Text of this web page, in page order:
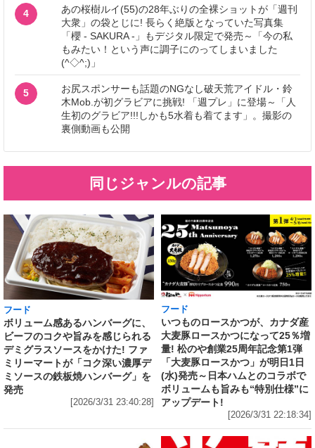
4
あの桜樹ルイ(55)の28年ぶりの全裸ショットが「週刊
大衆」の袋とじに! 長らく絶版となっていた写真集
「櫻 - SAKURA -」もデジタル限定で発売～「今の私
もみたい！という声に調子にのってしまいました
(^◇^;)」
5
お尻スポンサーも話題のNGなし破天荒アイドル・鈴
木Mob.が初グラビアに挑戦! 「週プレ」に登場～「人
生初のグラビア!!!しかも5水着も着てます」。撮影の
裏側動画も公開
同じジャンルの記事
フード
ボリューム感あるハンバーグに、
ビーフのコクや旨みを感じられる
デミグラスソースをかけた! ファ
ミリーマートが「コク深い濃厚デ
ミソースの鉄板焼ハンバーグ」を
発売
[2026/3/31 23:40:28]
フード
いつものロースかつが、カナダ産
大麦豚ロースかつになって25％増
量! 松のや創業25周年記念第1弾
「大麦豚ロースかつ」が明日1日
(水)発売～日本ハムとのコラボで
ボリュームも旨みも“特別仕様”に
アップデート!
[2026/3/31 22:18:34]